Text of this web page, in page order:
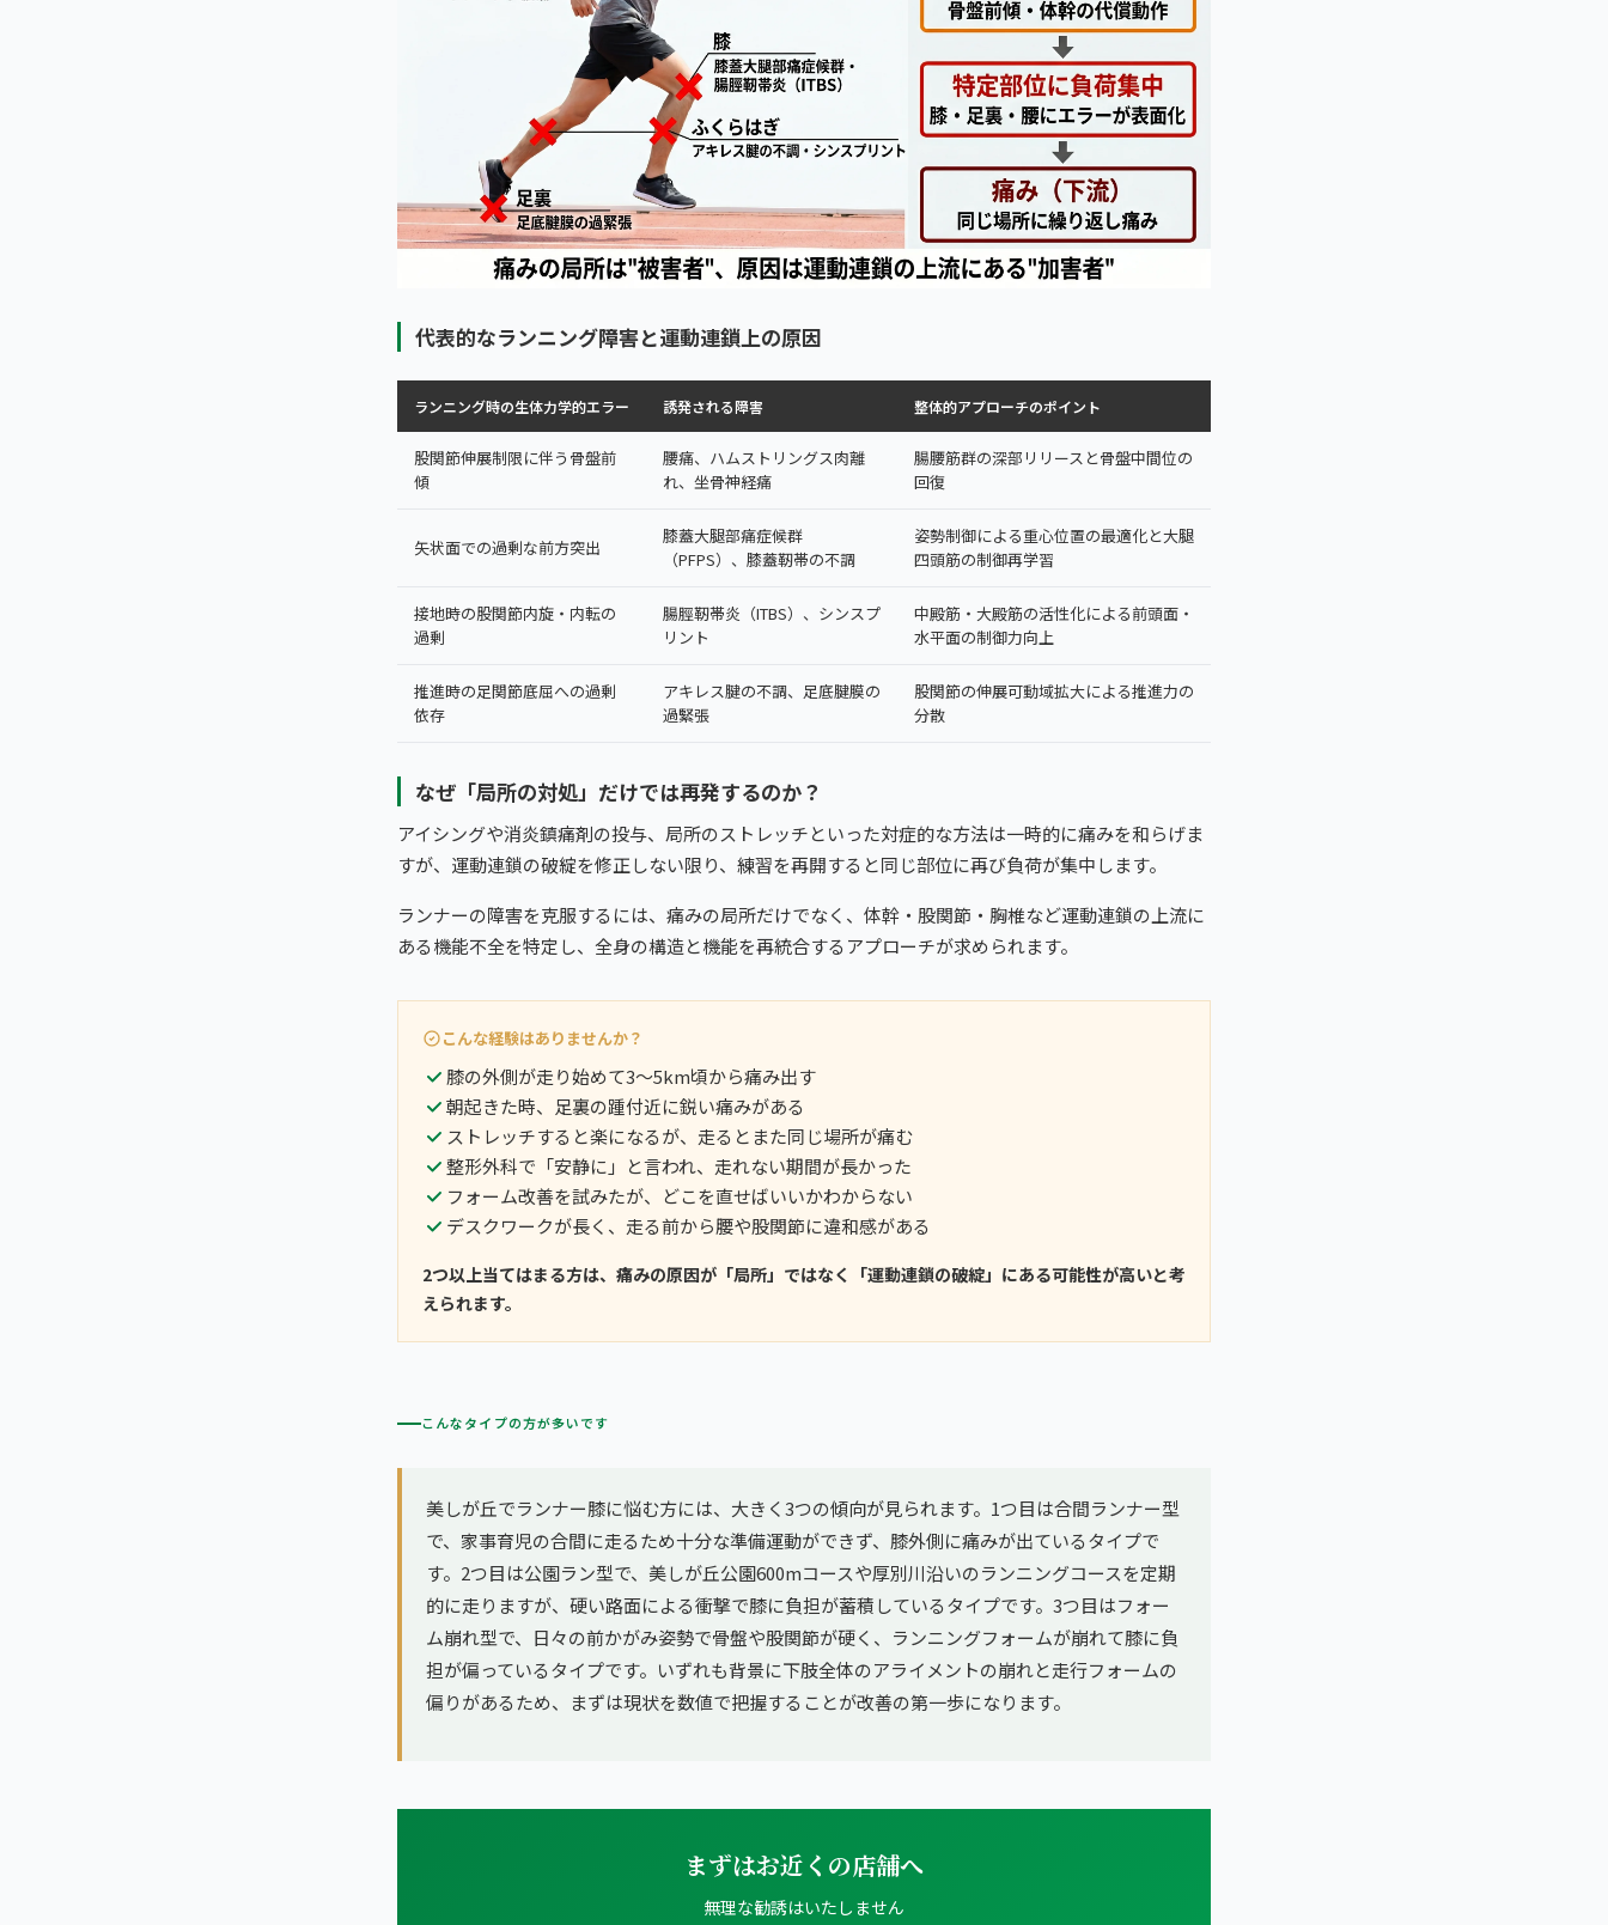
代表的なランニング障害と運動連鎖上の原因
ランニング時の生体力学的エラー 誘発される障害 整体的アプローチのポイント
股関節伸展制限に伴う骨盤前
傾
腰痛、ハムストリングス肉離
れ、坐骨神経痛
腸腰筋群の深部リリースと骨盤中間位の
回復
矢状面での過剰な前方突出
膝蓋大腿部痛症候群
（PFPS）、膝蓋靭帯の不調
姿勢制御による重心位置の最適化と大腿
四頭筋の制御再学習
接地時の股関節内旋・内転の
過剰
腸脛靭帯炎（ITBS）、シンスプ
リント
中殿筋・大殿筋の活性化による前頭面・
水平面の制御力向上
推進時の足関節底屈への過剰
依存
アキレス腱の不調、足底腱膜の
過緊張
股関節の伸展可動域拡大による推進力の
分散
なぜ「局所の対処」だけでは再発するのか？
アイシングや消炎鎮痛剤の投与、局所のストレッチといった対症的な方法は一時的に痛みを和らげま
すが、運動連鎖の破綻を修正しない限り、練習を再開すると同じ部位に再び負荷が集中します。
ランナーの障害を克服するには、痛みの局所だけでなく、体幹・股関節・胸椎など運動連鎖の上流に
ある機能不全を特定し、全身の構造と機能を再統合するアプローチが求められます。
こんな経験はありませんか？
膝の外側が走り始めて3〜5km頃から痛み出す
朝起きた時、足裏の踵付近に鋭い痛みがある
ストレッチすると楽になるが、走るとまた同じ場所が痛む
整形外科で「安静に」と言われ、走れない期間が長かった
フォーム改善を試みたが、どこを直せばいいかわからない
デスクワークが長く、走る前から腰や股関節に違和感がある
2つ以上当てはまる方は、痛みの原因が「局所」ではなく「運動連鎖の破綻」にある可能性が高いと考
えられます。
こんなタイプの方が多いです
美しが丘でランナー膝に悩む方には、大きく3つの傾向が見られます。1つ目は合間ランナー型
で、家事育児の合間に走るため十分な準備運動ができず、膝外側に痛みが出ているタイプで
す。2つ目は公園ラン型で、美しが丘公園600mコースや厚別川沿いのランニングコースを定期
的に走りますが、硬い路面による衝撃で膝に負担が蓄積しているタイプです。3つ目はフォー
ム崩れ型で、日々の前かがみ姿勢で骨盤や股関節が硬く、ランニングフォームが崩れて膝に負
担が偏っているタイプです。いずれも背景に下肢全体のアライメントの崩れと走行フォームの
偏りがあるため、まずは現状を数値で把握することが改善の第一歩になります。
まずはお近くの店舗へ
無理な勧誘はいたしません